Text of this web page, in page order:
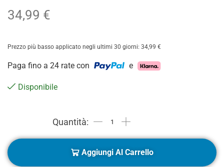
34,99 €
Prezzo più basso applicato negli ultimi 30 giorni: 34,99 €
Paga fino a 24 rate con e
Disponibile
Aggiungi Al Carrello